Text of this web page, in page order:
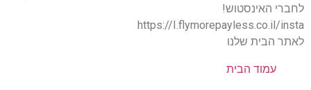
לחברי האינסטוש!
https://I.flymorepayless.co.il/insta
לאתר הבית שלנו
עמוד הבית